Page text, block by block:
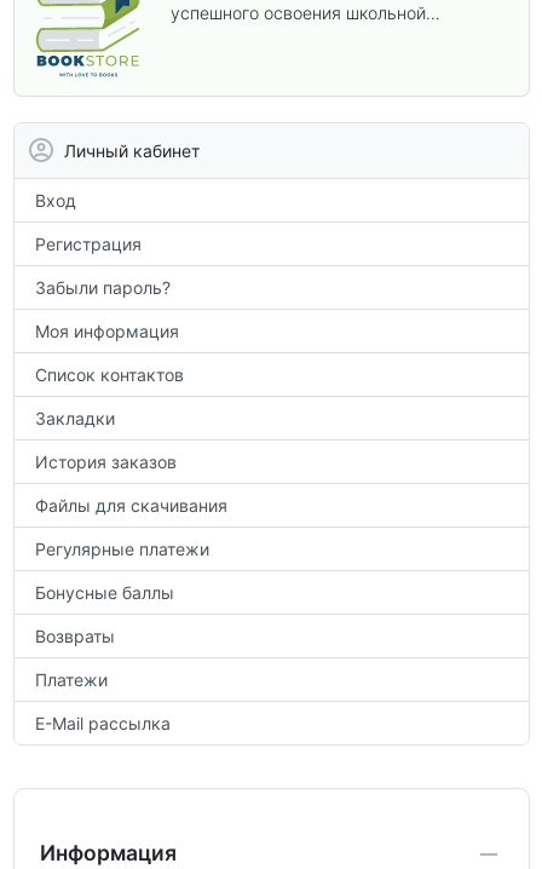
успешного освоения школьной
по предметам.
Личный кабинет
Вход
Регистрация
Забыли пароль?
Моя информация
Список контактов
Закладки
История заказов
Файлы для скачивания
Регулярные платежи
Бонусные баллы
Возвраты
Платежи
E-Mail рассылка
Информация